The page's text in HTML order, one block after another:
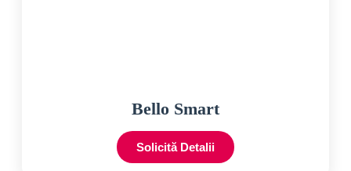
Bello Smart
Solicită Detalii